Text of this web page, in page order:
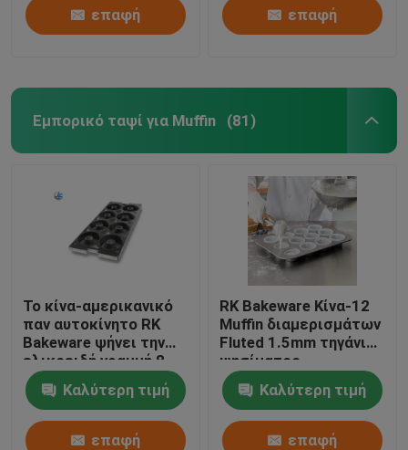
επαφή επαφή
Εμπορικό ταψί για Muffin (81)
Το κίνα-αμερικανικό
παν αυτοκίνητο RK
Bakeware ψήνει την
ελικοειδή γραμμή 8
doughnut δίσκος κέικ
για τα βιομηχανικά
αρτοποιεία
Καλύτερη τιμή
επαφή
RK Bakeware Κίνα-12
Muffin διαμερισμάτων
Fluted 1.5mm τηγάνι
ψησίματος
βερνίκωσε τον
επαργυλωμένο
χάλυβα
Καλύτερη τιμή
επαφή